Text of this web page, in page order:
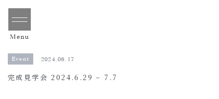
Menu
Event 2024.06.17
完成見学会 2024.6.29 – 7.7